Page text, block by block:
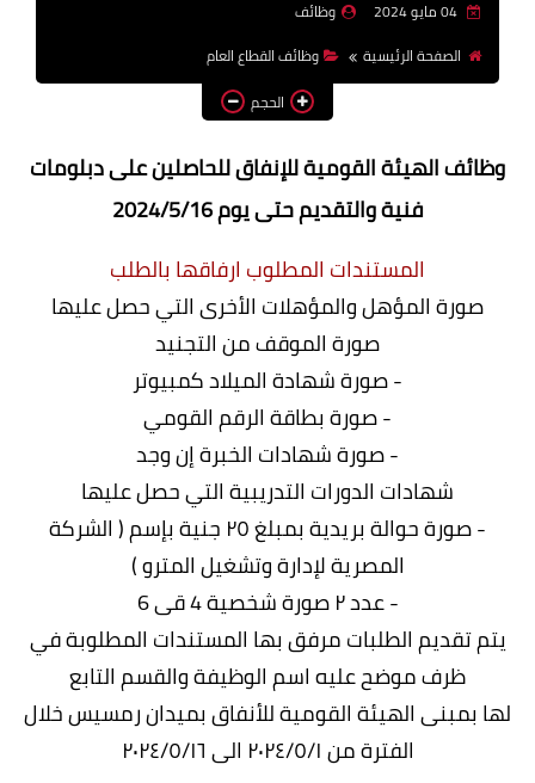
بالجامعات والمعاهد
اخبار
04 مايو 2024
وظائف
الصفحة الرئيسية
وظائف القطاع العام
الحجم
وظائف الهيئة القومية للإنفاق للحاصلين على دبلومات
فنية والتقديم حتى يوم 2024/5/16
المستندات المطلوب ارفاقها بالطلب
صورة المؤهل والمؤهلات الأخرى التي حصل عليها
صورة الموقف من التجنيد
- صورة شهادة الميلاد كمبيوتر
- صورة بطاقة الرقم القومي
- صورة شهادات الخبرة إن وجد
شهادات الدورات التدريبية التي حصل عليها
- صورة حوالة بريدية بمبلغ ٢٥ جنية بإسم ( الشركة
المصرية لإدارة وتشغيل المترو )
- عدد ٢ صورة شخصية 4 قى 6
يتم تقديم الطلبات مرفق بها المستندات المطلوبة في
ظرف موضح عليه اسم الوظيفة والقسم التابع
لها بمبنى الهيئة القومية للأنفاق بميدان رمسيس خلال
الفترة من ٢٠٢٤/٥/١ الى ٢٠٢٤/٥/١٦